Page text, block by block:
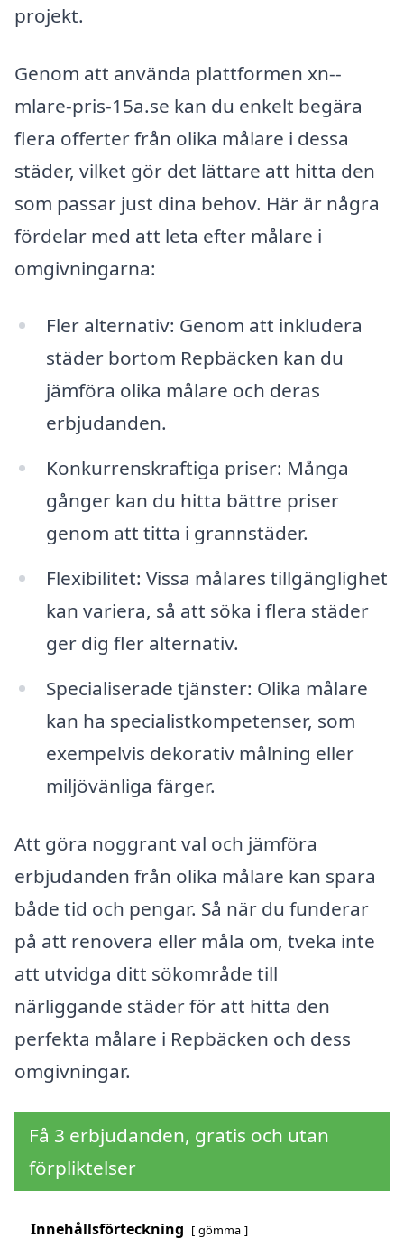
projekt.
Genom att använda plattformen xn--
mlare-pris-15a.se kan du enkelt begära
flera offerter från olika målare i dessa
städer, vilket gör det lättare att hitta den
som passar just dina behov. Här är några
fördelar med att leta efter målare i
omgivningarna:
Fler alternativ: Genom att inkludera
städer bortom Repbäcken kan du
jämföra olika målare och deras
erbjudanden.
Konkurrenskraftiga priser: Många
gånger kan du hitta bättre priser
genom att titta i grannstäder.
Flexibilitet: Vissa målares tillgänglighet
kan variera, så att söka i flera städer
ger dig fler alternativ.
Specialiserade tjänster: Olika målare
kan ha specialistkompetenser, som
exempelvis dekorativ målning eller
miljövänliga färger.
Att göra noggrant val och jämföra
erbjudanden från olika målare kan spara
både tid och pengar. Så när du funderar
på att renovera eller måla om, tveka inte
att utvidga ditt sökområde till
närliggande städer för att hitta den
perfekta målare i Repbäcken och dess
omgivningar.
Få 3 erbjudanden, gratis och utan
förpliktelser
Innehållsförteckning gömma